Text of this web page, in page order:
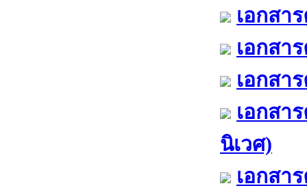
เอกสา
เอกสา
เอกสา
เอกสา
นิเวศ)
เอกสา